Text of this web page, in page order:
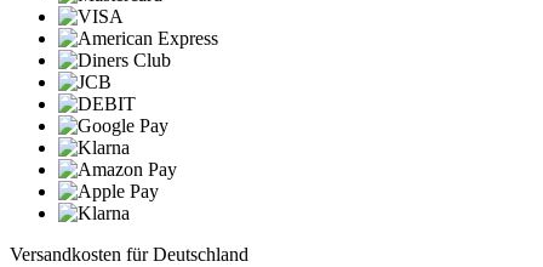
Versandkosten für Deutschland